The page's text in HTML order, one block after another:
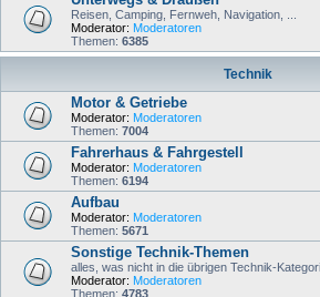
Reisen, Camping, Fernweh, Navigation, ...
Moderator: Moderatoren
Themen: 6385
Technik
Motor & Getriebe
Moderator: Moderatoren
Themen: 7004
Fahrerhaus & Fahrgestell
Moderator: Moderatoren
Themen: 6194
Aufbau
Moderator: Moderatoren
Themen: 5671
Sonstige Technik-Themen
alles, was nicht in die übrigen Technik-
Moderator: Moderatoren
Themen: 4783